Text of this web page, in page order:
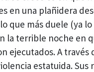
en una plañidera
que más duele (ya
la terrible noche en
ejecutados. A través
estatuida.